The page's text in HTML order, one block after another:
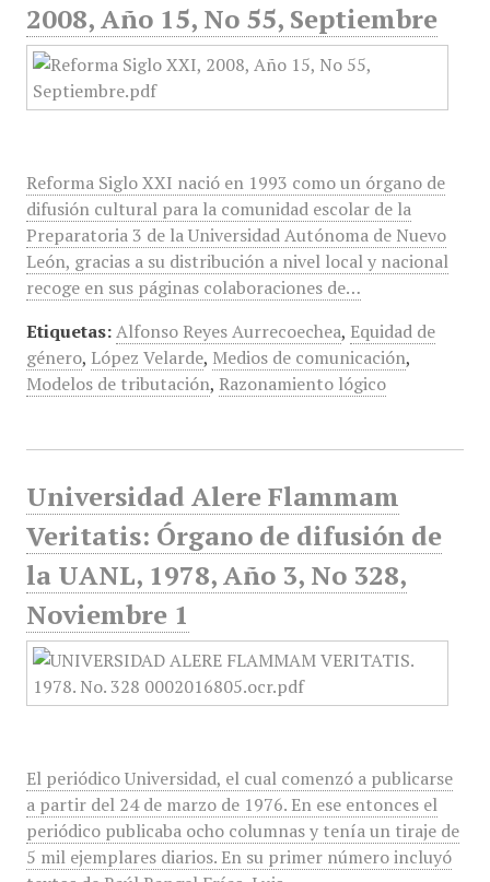
2008, Año 15, No 55, Septiembre
Reforma Siglo XXI nació en 1993 como un órgano de
difusión cultural para la comunidad escolar de la
Preparatoria 3 de la Universidad Autónoma de Nuevo
León, gracias a su distribución a nivel local y nacional
recoge en sus páginas colaboraciones de…
Etiquetas: Alfonso Reyes Aurrecoechea, Equidad de
género, López Velarde, Medios de comunicación,
Modelos de tributación, Razonamiento lógico
Universidad Alere Flammam
Veritatis: Órgano de difusión de
la UANL, 1978, Año 3, No 328,
Noviembre 1
El periódico Universidad, el cual comenzó a publicarse
a partir del 24 de marzo de 1976. En ese entonces el
periódico publicaba ocho columnas y tenía un tiraje de
5 mil ejemplares diarios. En su primer número incluyó